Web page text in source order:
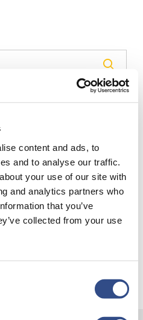
content and ads, to
and to analyse our traffic.
your use of our site with
and analytics partners who
that you’ve
collected from your use
Aachen Airport:
vrachtafhandeling
onze Burendag 2026!